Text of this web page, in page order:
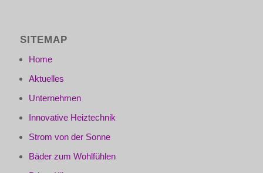
SITEMAP
Home
Aktuelles
Unternehmen
Innovative Heiztechnik
Strom von der Sonne
Bäder zum Wohlfühlen